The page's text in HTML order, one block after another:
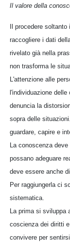
Il valore della
Il procedere
raccogliere i dati
rivelato già nella
non trasforma le
L'attenzione alle
l'individuazione
denuncia la
sopra delle
guardare, capire e
La conoscenza
possano adeguare
deve essere anche
Per raggiungerla ci
sistematica.
La prima si sviluppa
coscienza dei diritti
convivere per